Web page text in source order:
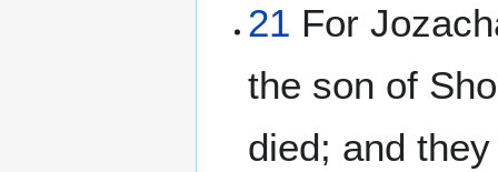
21 For
the son of
died; and